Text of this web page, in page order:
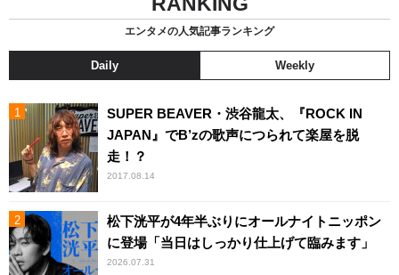
エンタメの人気記事ランキング
Daily Weekly
SUPER BEAVER・渋谷龍太、『ROCK IN
JAPAN』でB’zの歌声につられて楽屋を脱
走！？
2017.08.14
松下洸平が4年半ぶりにオールナイトニッポン
に登場「当日はしっかり仕上げて臨みます」
2026.07.31